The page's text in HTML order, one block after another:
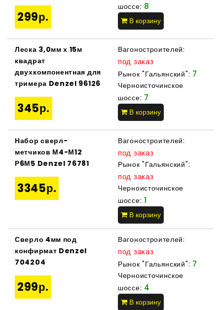
299р.
шоссе: 8
В корзину
Леска 3,0мм х 15м
квадрат
двухкомпонентная для
тримера Denzel 96126
345р.
Вагоностроителей:
под заказ
Рынок "Гальянский": 7
Черноисточинское
шоссе: 7
В корзину
Набор сверл-
метчиков М4-М12
Р6М5 Denzel 76781
3345р.
Вагоностроителей:
под заказ
Рынок "Гальянский":
под заказ
Черноисточинское
шоссе: 1
В корзину
Сверло 4мм под
конфирмат Denzel
704204
299р.
Вагоностроителей:
под заказ
Рынок "Гальянский": 7
Черноисточинское
шоссе: 4
В корзину